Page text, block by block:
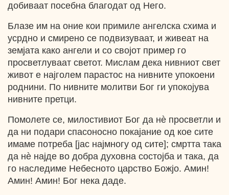
добиваат посебна благодат од Него.
Блазе им на оние кои примиле ангелска схима и
усрдно и смирено се подвизуваат, и живеат на
земјата како ангели и со својот пример го
просветлуваат светот. Мислам дека нивниот свет
живот е најголем парастос на нивните упокоени
роднини. По нивните молитви Бог ги упокојува
нивните претци.
Помолете се, милостивиот Бог да нѐ просветли и
да ни подари спасоносно покајание од кое сите
имаме потреба [јас најмногу од сите]; смртта така
да нѐ најде во добра духовна состојба и така, да
го наследиме Небесното царство Божјо. Амин!
Амин! Амин! Бог нека даде.